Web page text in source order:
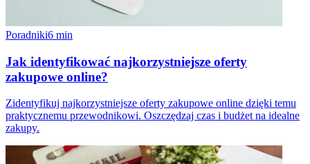
Poradniki6 min
Jak identyfikować najkorzystniejsze oferty
zakupowe online?
Zidentyfikuj najkorzystniejsze oferty zakupowe online dzięki temu
praktycznemu przewodnikowi. Oszczędzaj czas i budżet na idealne
zakupy.